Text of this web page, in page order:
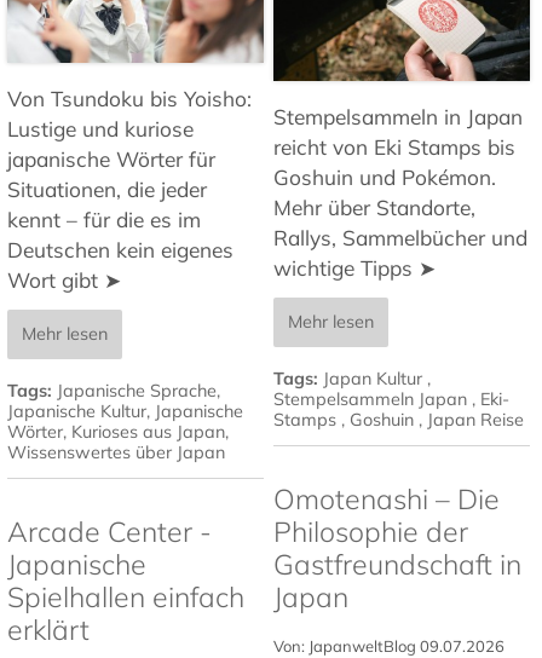
Von Tsundoku bis Yoisho:
Lustige und kuriose
japanische Wörter für
Situationen, die jeder
kennt – für die es im
Deutschen kein eigenes
Wort gibt ➤
Mehr lesen
Tags: Japanische Sprache,
Japanische Kultur, Japanische
Wörter, Kurioses aus Japan,
Wissenswertes über Japan
Stempelsammeln in Japan
reicht von Eki Stamps bis
Goshuin und Pokémon.
Mehr über Standorte,
Rallys, Sammelbücher und
wichtige Tipps ➤
Mehr lesen
Tags: Japan Kultur ,
Stempelsammeln Japan , Eki-
Stamps , Goshuin , Japan Reise
Omotenashi – Die
Philosophie der
Gastfreundschaft in
Japan
Von: JapanweltBlog 09.07.2026
Arcade Center -
Japanische
Spielhallen einfach
erklärt